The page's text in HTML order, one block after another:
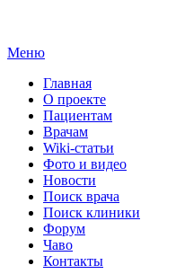
Меню
Главная
О проекте
Пациентам
Врачам
Wiki-статьи
Фото и видео
Новости
Поиск врача
Поиск клиники
Форум
Чаво
Контакты